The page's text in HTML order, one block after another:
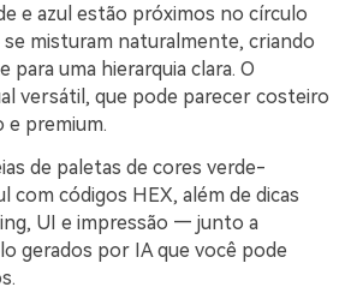
e azul estão próximos no círculo
misturam naturalmente, criando
uma hierarquia clara. O
versátil, que pode parecer costeiro
e premium.
de paletas de cores verde-
com códigos HEX, além de dicas
UI e impressão — junto a
gerados por IA que você pode